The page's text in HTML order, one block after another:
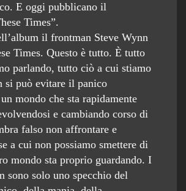
E oggi pubblicano il
Times”.
il frontman Steve Wynn
Times. Questo è tutto. È tutto
parlando, tutto ciò a cui stiamo
si può evitare il panico
mondo che sta rapidamente
e cambiando corso di
falso non affrontare e
a cui non possiamo smettere di
mondo sta proprio guardando. I
sono solo uno specchio del